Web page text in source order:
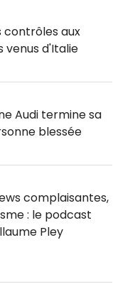
contrôles aux
venus d'Italie
Audi termine sa
blessée
complaisantes,
: le podcast
Pley